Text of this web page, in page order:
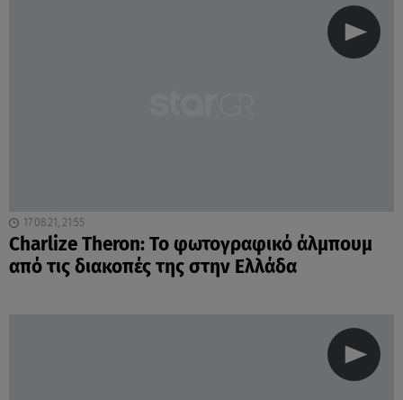
17.08.21, 21:55
Charlize Theron: Το φωτογραφικό άλμπουμ
από τις διακοπές της στην Ελλάδα